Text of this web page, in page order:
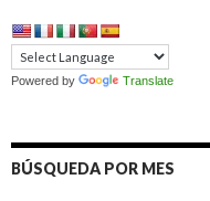
Powered by Translate
BÚSQUEDA POR MES